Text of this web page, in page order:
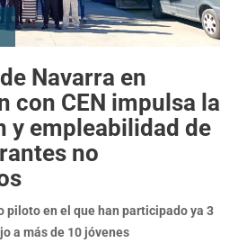
Navarra en
con CEN impulsa la
y empleabilidad de
no
piloto en el que han participado ya 3
a más de 10 jóvenes